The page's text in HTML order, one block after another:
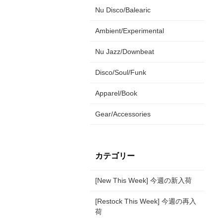
Nu Disco/Balearic
Ambient/Experimental
Nu Jazz/Downbeat
Disco/Soul/Funk
Apparel/Book
Gear/Accessories
カテゴリー
[New This Week] 今週の新入荷
[Restock This Week] 今週の再入
荷